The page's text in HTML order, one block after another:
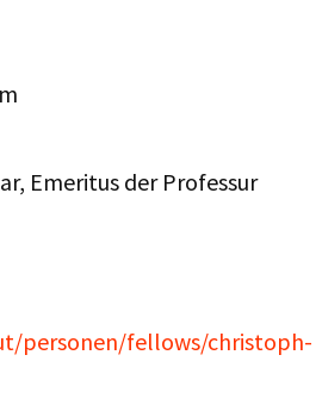
Emeritus der Professur
personen/fellows/christoph-